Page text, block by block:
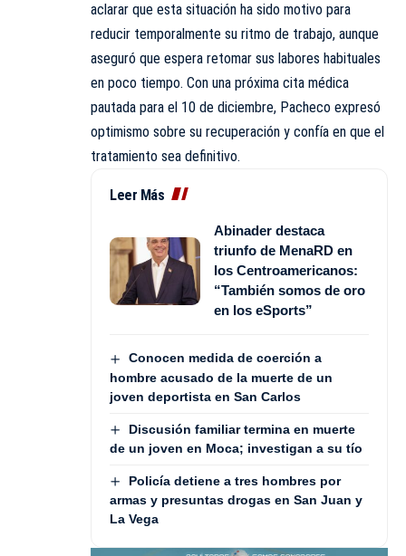
aclarar que esta situación ha sido motivo para
reducir temporalmente su ritmo de trabajo, aunque
aseguró que espera retomar sus labores habituales
en poco tiempo. Con una próxima cita médica
pautada para el 10 de diciembre, Pacheco expresó
optimismo sobre su recuperación y confía en que el
tratamiento sea definitivo.
Leer Más
Abinader destaca
triunfo de MenaRD en
los Centroamericanos:
“También somos de oro
en los eSports”
Conocen medida de coerción a
hombre acusado de la muerte de un
joven deportista en San Carlos
Discusión familiar termina en muerte
de un joven en Moca; investigan a su tío
Policía detiene a tres hombres por
armas y presuntas drogas en San Juan y
La Vega